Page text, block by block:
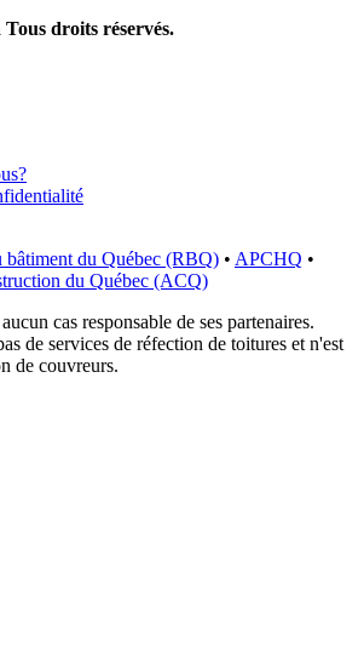
Tous droits réservés.
bâtiment du Québec (RBQ) • APCHQ •
du Québec (ACQ)
cas responsable de ses partenaires.
de services de réfection de toitures et n'est
de couvreurs.